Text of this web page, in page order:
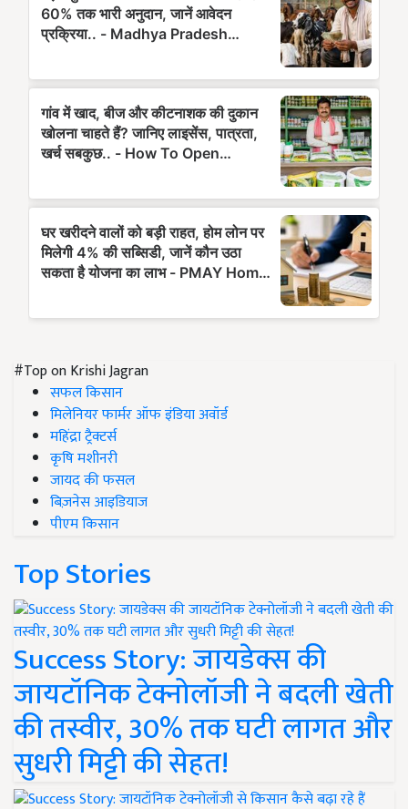
#Top on Krishi Jagran
सफल किसान
मिलेनियर फार्मर ऑफ इंडिया अवॉर्ड
महिंद्रा ट्रैक्टर्स
कृषि मशीनरी
जायद की फसल
बिज़नेस आइडियाज
पीएम किसान
Top Stories
Success Story: जायडेक्स की
जायटॉनिक टेक्नोलॉजी ने बदली खेती
की तस्वीर, 30% तक घटी लागत और
सुधरी मिट्टी की सेहत!